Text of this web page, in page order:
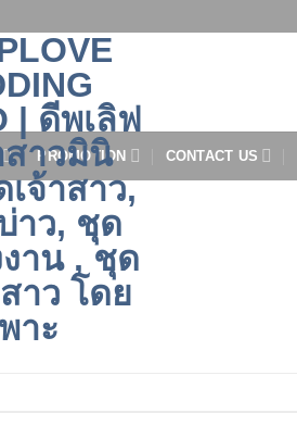
PROMOTION CONTACT US